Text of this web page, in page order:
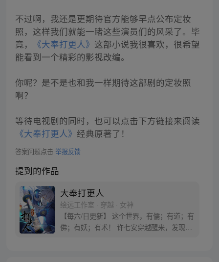
不过啊，我还是更期待官方能够早点公布定妆
照，这样我们就能一睹这些演员们的风采了。毕
竟，
《大奉打更人》 这部小说我很喜欢，很希望
能看到一个精彩的影视改编。
你呢？是不是也和我一样期待这部剧的定妆照
啊？
等待电视剧的同时，也可以点击下方链接来阅读
《大奉打更人》 经典原著了！
答案问题点击 举报反馈
提到的作品
大奉打更人
绘远工作室 · 穿越 · 女神
【每六/日更新】 这个世界，有儒；有道；有
佛；有妖；有术！ 许七安穿越醒来，发现自